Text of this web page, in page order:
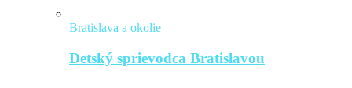
Bratislava a okolie
Detský sprievodca Bratislavou